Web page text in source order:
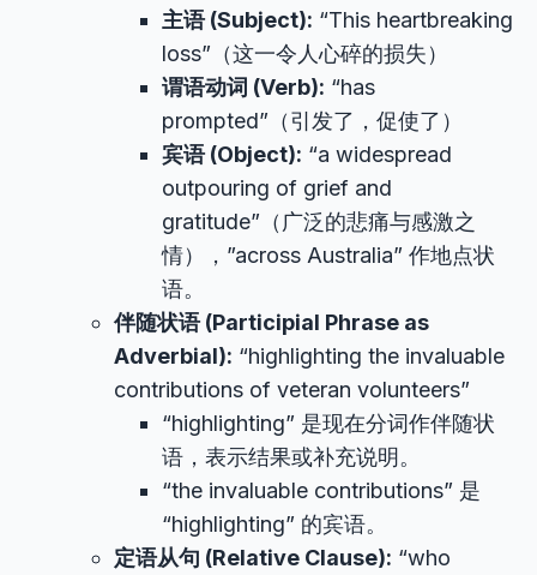
主语 (Subject): “This heartbreaking
loss”（这一令人心碎的损失）
谓语动词 (Verb): “has
prompted”（引发了，促使了）
宾语 (Object): “a widespread
outpouring of grief and
gratitude”（广泛的悲痛与感激之
情），”across Australia” 作地点状
语。
伴随状语 (Participial Phrase as
Adverbial): “highlighting the invaluable
contributions of veteran volunteers”
“highlighting” 是现在分词作伴随状
语，表示结果或补充说明。
“the invaluable contributions” 是
“highlighting” 的宾语。
定语从句 (Relative Clause): “who